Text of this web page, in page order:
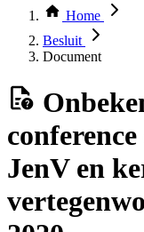
Thema COVID-19
Bekijk per
Home
Besluit
Document
JenV en